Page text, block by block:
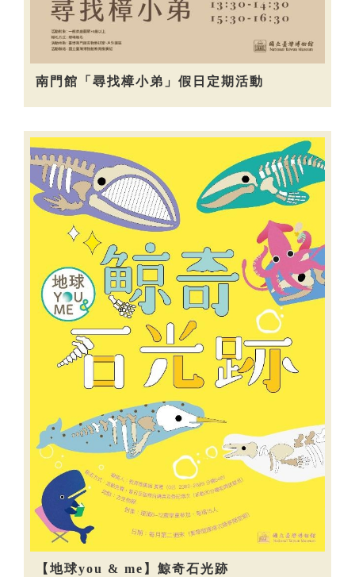
南門館「尋找樟小弟」假日定期活動
【地球you & me】鯨奇石光跡